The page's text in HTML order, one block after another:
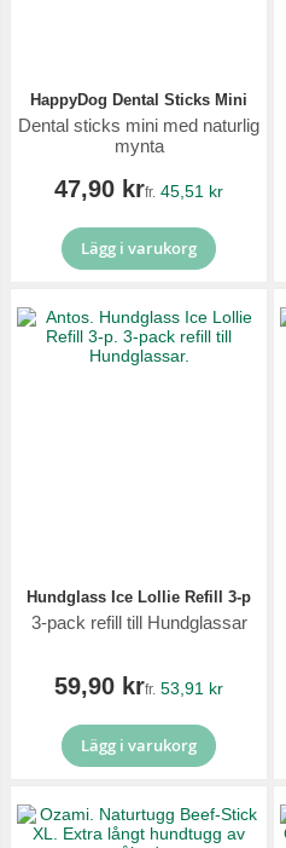
HappyDog Dental Sticks Mini
Dental sticks mini med naturlig
mynta
47,90 krfr. 45,51 kr
Lägg i varukorg
Hundglass Ice Lollie Refill 3-p
3-pack refill till Hundglassar
59,90 krfr. 53,91 kr
Lägg i varukorg